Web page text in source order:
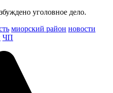
уголовное дело.
миорский район новости
ЧП